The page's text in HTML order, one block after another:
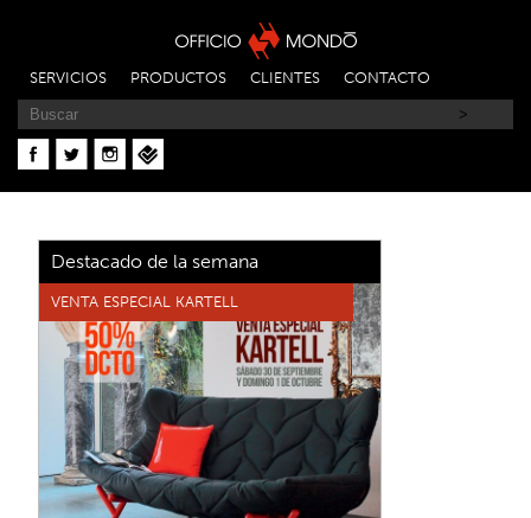
SERVICIOS PRODUCTOS CLIENTES CONTACTO
Destacado de la semana
VENTA ESPECIAL KARTELL